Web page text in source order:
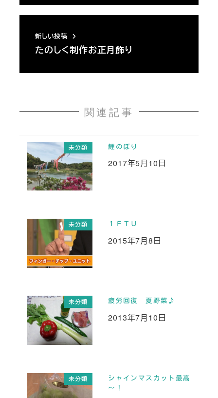
新しい投稿
たのしく制作お正月飾り
関連記事
未分類 鯉のぼり
投稿日
2017年5月10日
未分類 １ＦＴＵ
投稿日
2015年7月8日
未分類 疲労回復 夏野菜♪
投稿日
2013年7月10日
未分類
シャインマスカット最高
～！